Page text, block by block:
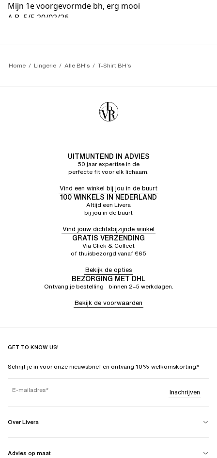
Mijn 1e voorgevormde bh, erg mooi
A B. 5/5 20/02/26
Home Lingerie Alle BH's T-Shirt BH's
UITMUNTEND IN ADVIES
50 jaar expertise in de
perfecte fit voor elk lichaam.
Vind een winkel bij jou in de buurt
100 WINKELS IN NEDERLAND
Altijd een Livera
bij jou in de buurt
Vind jouw dichtsbijzijnde winkel
GRATIS VERZENDING
Via Click & Collect
of thuisbezorgd vanaf €65
Bekijk de opties
BEZORGING MET DHL
Ontvang je bestelling binnen 2–5 werkdagen.
Bekijk de voorwaarden
GET TO KNOW US!
Schrijf je in voor onze nieuwsbrief en ontvang 10% welkomskorting.*
E-mailadres Inschrijven
Over Livera
Advies op maat